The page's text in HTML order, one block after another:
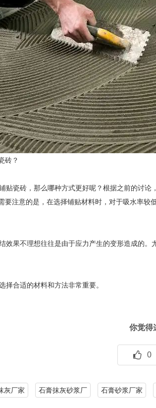
砖？
瓷砖，那么哪种方式更好呢？根据之前的讨论
要注意的是，在选择铺贴材料时，对于吸水率
果不理想往往是由于应力产生的变形造成的。
合适的材料和方法非常重要。
你觉得
0
灰厂家 石膏抹灰砂浆厂 石膏砂浆厂家